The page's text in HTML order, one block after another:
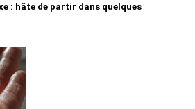
: hâte de partir dans quelques